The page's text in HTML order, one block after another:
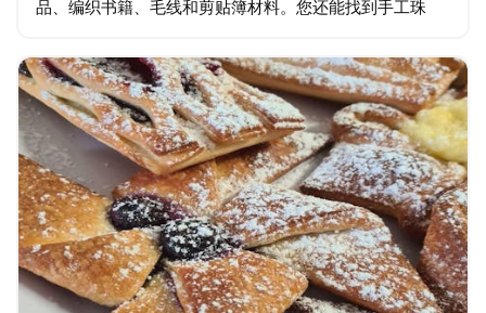
品、编织书籍、毛线和剪贴簿材料。您还能找到手工珠
正在寻找一份独一无二的礼物…